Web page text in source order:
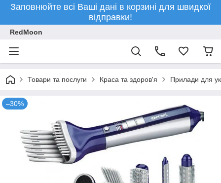
Заповнюйте всі Ваші дані в корзині для швидкої
відправки!
RedMoon
Товари та послуги Краса та здоров'я Прилади для
–30%